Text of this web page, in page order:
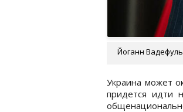
Йоганн
Украина может
придется идти